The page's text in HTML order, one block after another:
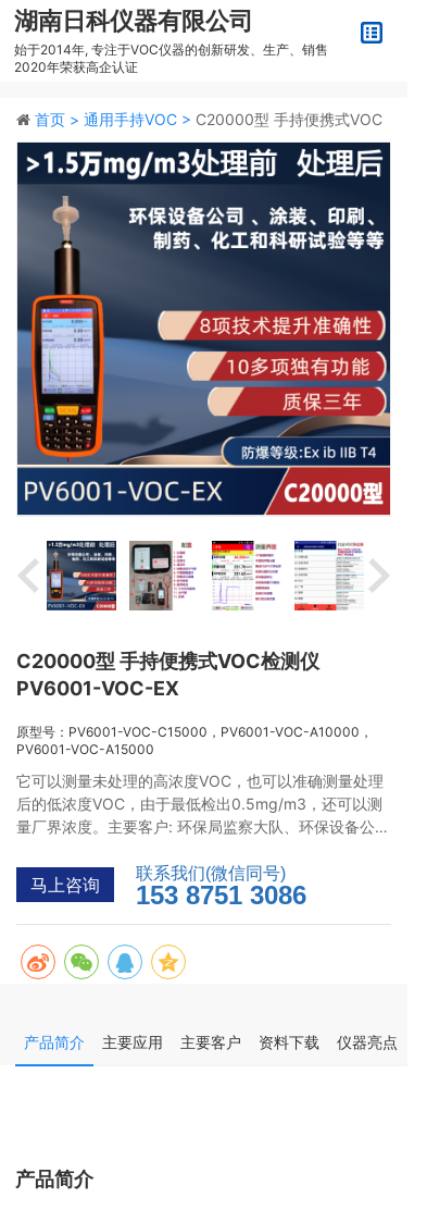
湖南日科仪器有限公司
始于2014年, 专注于VOC仪器的创新研发、生产、销售
2020年荣获高企认证
首页 > 通用手持VOC > C20000型 手持便携式VOC
检测仪PV6001-VOC-EX
C20000型 手持便携式VOC检测仪
PV6001-VOC-EX
原型号：PV6001-VOC-C15000，PV6001-VOC-A10000，
PV6001-VOC-A15000
它可以测量未处理的高浓度VOC，也可以准确测量处理
后的低浓度VOC，由于最低检出0.5mg/m3，还可以测
量厂界浓度。主要客户: 环保局监察大队、环保设备公
马上咨询 联系我们(微信同号)
153 8751 3086
产品简介 主要应用 主要客户 资料下载 仪器亮点
产品简介